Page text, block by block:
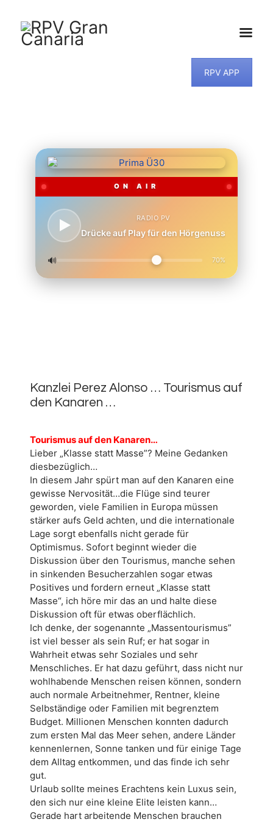
RPV APP
ON AIR
RADIO PV
Drücke auf Play für den Hörgenuss
🔊 70%
MUSIKWUNSCH
Kanzlei Perez Alonso … Tourismus auf
den Kanaren …
Tourismus auf den Kanaren…
Lieber „Klasse statt Masse”? Meine Gedanken
diesbezüglich…
In diesem Jahr spürt man auf den Kanaren eine
gewisse Nervosität…die Flüge sind teurer
geworden, viele Familien in Europa müssen
stärker aufs Geld achten, und die internationale
Lage sorgt ebenfalls nicht gerade für
Optimismus. Sofort beginnt wieder die
Diskussion über den Tourismus, manche sehen
in sinkenden Besucherzahlen sogar etwas
Positives und fordern erneut „Klasse statt
Masse“, ich höre mir das an und halte diese
Diskussion oft für etwas oberflächlich.
Ich denke, der sogenannte „Massentourismus”
ist viel besser als sein Ruf; er hat sogar in
Wahrheit etwas sehr Soziales und sehr
Menschliches. Er hat dazu geführt, dass nicht nur
wohlhabende Menschen reisen können, sondern
auch normale Arbeitnehmer, Rentner, kleine
Selbständige oder Familien mit begrenztem
Budget. Millionen Menschen konnten dadurch
zum ersten Mal das Meer sehen, andere Länder
kennenlernen, Sonne tanken und für einige Tage
dem Alltag entkommen, und das finde ich sehr
gut.
Urlaub sollte meines Erachtens kein Luxus sein,
den sich nur eine kleine Elite leisten kann…
Gerade hart arbeitende Menschen brauchen